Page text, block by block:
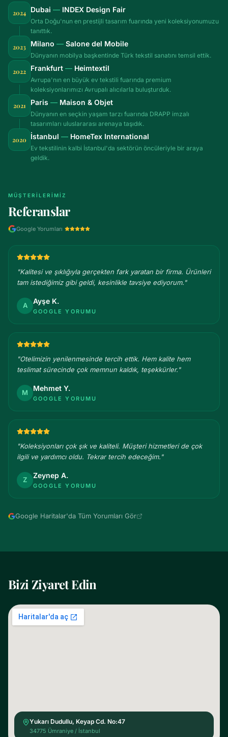
2024 Dubai — INDEX Design Fair
Orta Doğu'nun en prestijli tasarım fuarında yeni koleksiyonumuzu
tanıttık.
2023 Milano — Salone del Mobile
Dünyanın mobilya başkentinde Türk tekstil sanatını temsil ettik.
2022 Frankfurt — Heimtextil
Avrupa'nın en büyük ev tekstili fuarında premium
koleksiyonlarımızı Avrupalı alıcılarla buluşturduk.
2021 Paris — Maison & Objet
Dünyanın en seçkin yaşam tarzı fuarında DRAPP imzalı
tasarımları uluslararası arenaya taşıdık.
2020 İstanbul — HomeTex International
Ev tekstilinin kalbi İstanbul'da sektörün öncüleriyle bir araya
geldik.
MÜŞTERILERIMIZ
Referanslar
Google Yorumları
"Kalitesi ve şıklığıyla gerçekten fark yaratan bir firma. Ürünleri
tam istediğimiz gibi geldi, kesinlikle tavsiye ediyorum."
A
Ayşe K.
GOOGLE YORUMU
"Otelimizin yenilenmesinde tercih ettik. Hem kalite hem
teslimat sürecinde çok memnun kaldık, teşekkürler."
M
Mehmet Y.
GOOGLE YORUMU
"Koleksiyonları çok şık ve kaliteli. Müşteri hizmetleri de çok
ilgili ve yardımcı oldu. Tekrar tercih edeceğim."
Z
Zeynep A.
GOOGLE YORUMU
Google Haritalar'da Tüm Yorumları Gör
Bizi Ziyaret Edin
Yukarı Dudullu, Keyap Cd. No:47
34775 Ümraniye / İstanbul